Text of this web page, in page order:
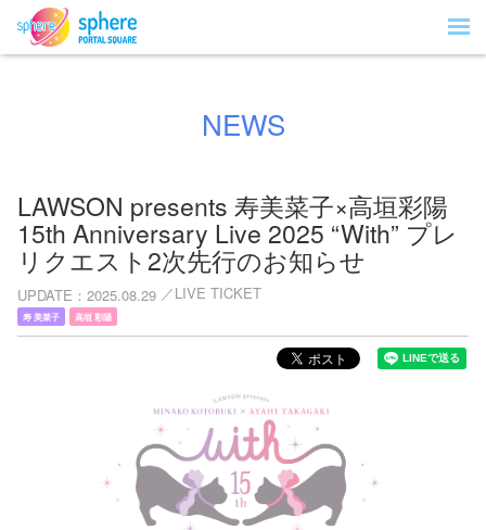
NEWS
LAWSON presents 寿美菜子×高垣彩陽
15th Anniversary Live 2025 “With” プレ
リクエスト2次先行のお知らせ
UPDATE 2025.08.29 LIVE TICKET
寿 美菜子 高垣 彩陽